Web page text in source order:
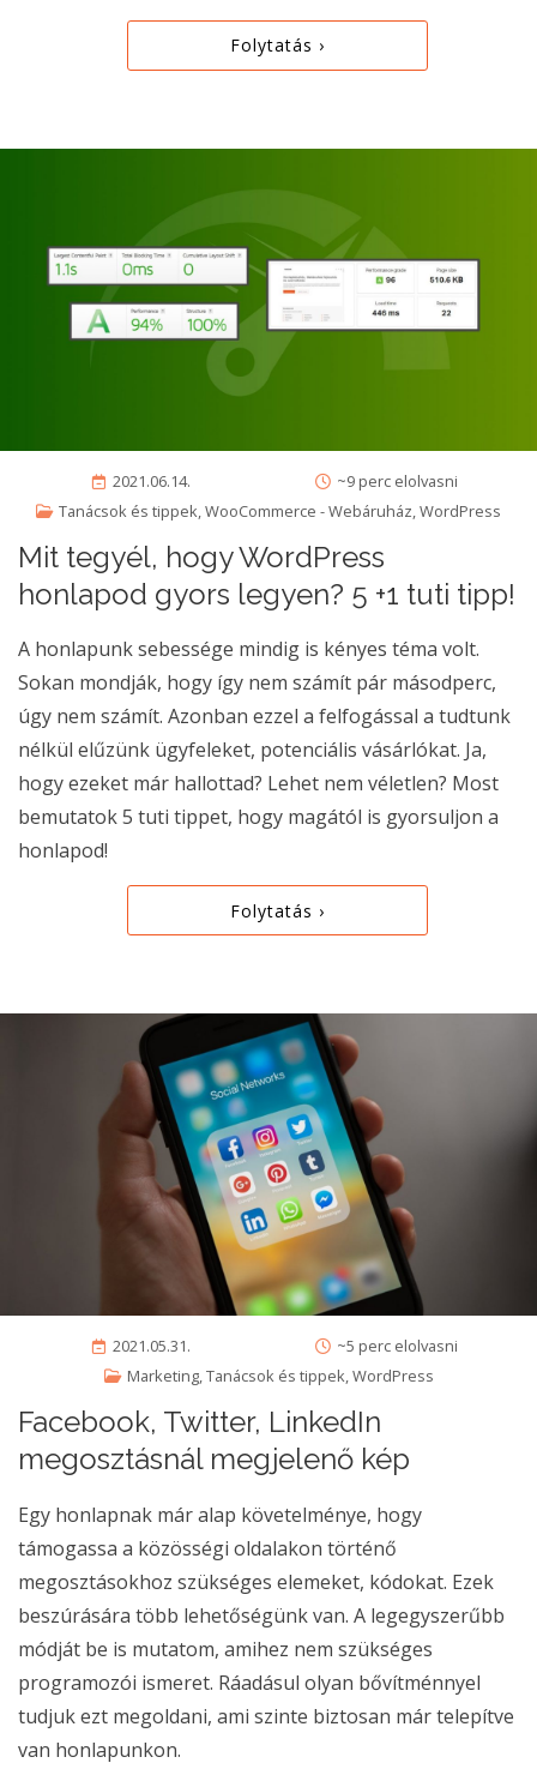
Folytatás ›
2021.06.14.
~9 perc elolvasni
Tanácsok és tippek,WooCommerce - Webáruház,WordPress
Mit tegyél, hogy WordPress
honlapod gyors legyen? 5 +1 tuti tipp!
A honlapunk sebessége mindig is kényes téma volt.
Sokan mondják, hogy így nem számít pár másodperc,
úgy nem számít. Azonban ezzel a felfogással a tudtunk
nélkül elűzünk ügyfeleket, potenciális vásárlókat. Ja,
hogy ezeket már hallottad? Lehet nem véletlen? Most
bemutatok 5 tuti tippet, hogy magától is gyorsuljon a
honlapod!
Folytatás ›
2021.05.31.
~5 perc elolvasni
Marketing,Tanácsok és tippek,WordPress
Facebook, Twitter, LinkedIn
megosztásnál megjelenő kép
Egy honlapnak már alap követelménye, hogy
támogassa a közösségi oldalakon történő
megosztásokhoz szükséges elemeket, kódokat. Ezek
beszúrására több lehetőségünk van. A legegyszerűbb
módját be is mutatom, amihez nem szükséges
programozói ismeret. Ráadásul olyan bővítménnyel
tudjuk ezt megoldani, ami szinte biztosan már telepítve
van honlapunkon.